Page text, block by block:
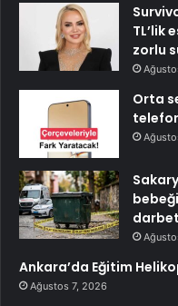
TL’lik
zorlu
Orta
Ankara’da Eğitim
Ağustos 7, 2026